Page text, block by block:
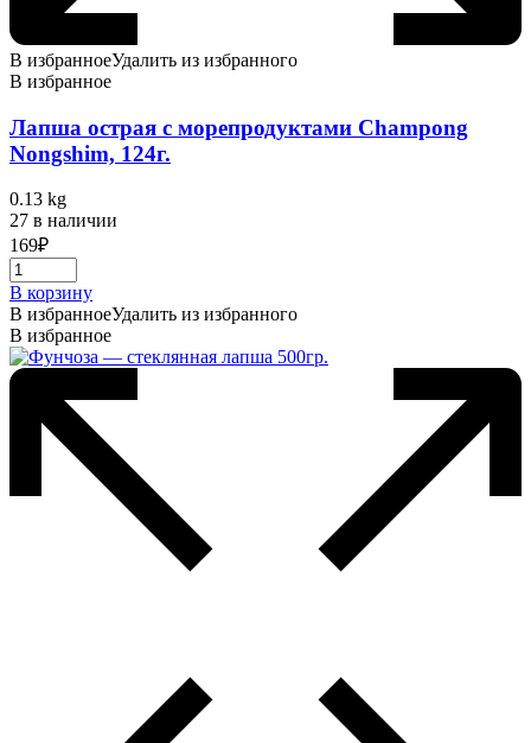
В избранноеУдалить из избранного
В избранное
Лапша острая с морепродуктами Champong
Nongshim, 124г.
0.13 kg
27 в наличии
169₽
В корзину
В избранноеУдалить из избранного
В избранное